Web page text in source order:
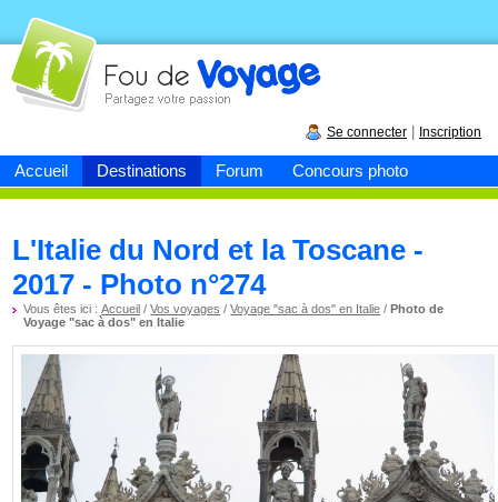
Accueil Destinations Forum Concours photo
Fou devoyage
Se connecter Inscription
L'Italie du Nord et la Toscane -
2017 - Photo n°274
Vous êtes ici :Accueil /Vos voyages /Voyage "sac à dos" en Italie /Photo de
Voyage "sac à dos" en Italie